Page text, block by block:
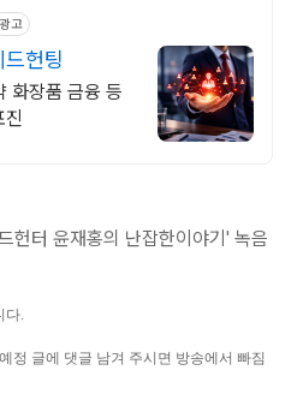
광고
헌팅
헌터 윤재홍의 난잡한이야기' 녹음
다.
정 글에 댓글 남겨 주시면 방송에서 빠짐